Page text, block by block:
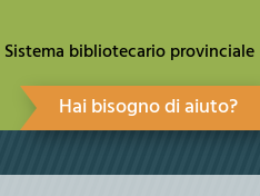
Sistema bibliotecario provinciale
Hai bisogno di aiuto?